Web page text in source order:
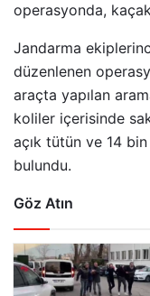
operasyonda,
Jandarma
düzenlenen
araçta yapılan
koliler içerisinde
açık tütün ve 14
bulundu.
Göz Atın